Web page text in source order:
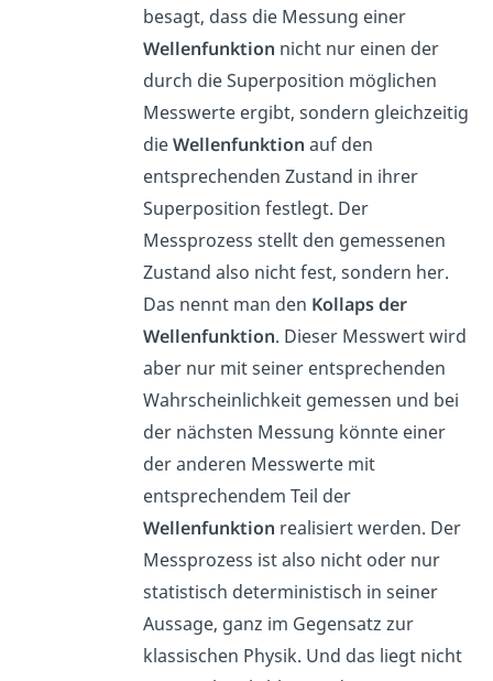
besagt, dass die Messung einer
Wellenfunktion nicht nur einen der
durch die Superposition möglichen
Messwerte ergibt, sondern gleichzeitig
dieWellenfunktion auf den
entsprechenden Zustand in ihrer
Superposition festlegt. Der
Messprozess stellt den gemessenen
Zustand also nicht fest, sondern her.
Das nennt man den Kollaps der
Wellenfunktion. Dieser Messwert wird
aber nur mit seiner entsprechenden
Wahrscheinlichkeit gemessen und bei
der nächsten Messung könnte einer
der anderen Messwerte mit
entsprechendem Teil der
Wellenfunktion realisiert werden. Der
Messprozess ist also nicht oder nur
statistisch deterministisch in seiner
Aussage, ganz im Gegensatz zur
klassischen Physik. Und das liegt nicht